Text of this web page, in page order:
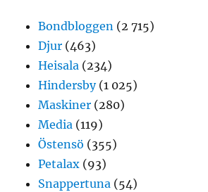
Bondbloggen (2 715)
Djur (463)
Heisala (234)
Hindersby(1 025)
Maskiner (280)
Media (119)
Östensö (355)
Petalax (93)
Snappertuna (54)